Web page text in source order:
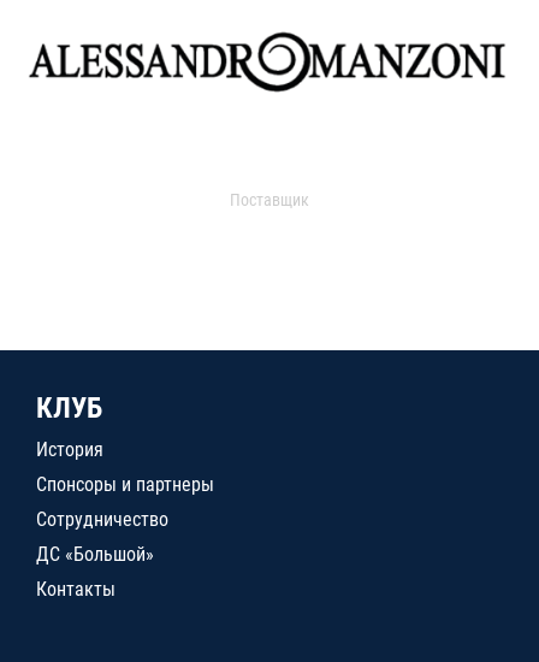
Поставщик
КЛУБ
История
Спонсоры и партнеры
Сотрудничество
ДС «Большой»
Контакты